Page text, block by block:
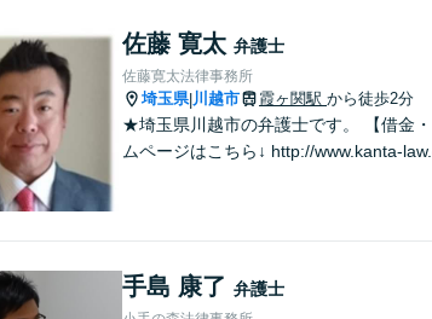
佐藤 寛太 弁護士
佐藤寛太法律事務所
埼玉県|川越市 霞ヶ関駅 から徒歩2分
★埼玉県川越市の弁護士です。 【借金
ムページはこちら↓ http://www.kanta-
手島 康了 弁護士